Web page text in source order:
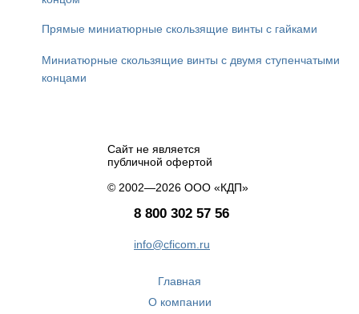
Прямые миниатюрные скользящие винты с гайками
Миниатюрные скользящие винты с двумя ступенчатыми
концами
Сайт не является
публичной офертой
© 2002—2026 ООО «КДП»
8 800 302 57 56
info@cficom.ru
Главная
О компании